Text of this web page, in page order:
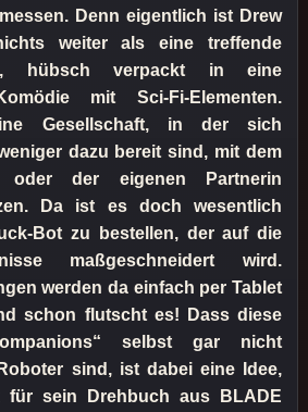
Denn eigentlich ist Drew
weiter als eine treffende
hübsch verpackt in eine
mit Sci-Fi-Elementen.
Gesellschaft, in der sich
dazu bereit sind, mit dem
oder der eigenen Partnerin
Da ist es doch wesentlich
Bot zu bestellen, der auf die
maßgeschneidert wird.
werden da einfach per Tablet
schon flutscht es! Dass diese
selbst gar nicht
sind, ist dabei eine Idee,
für sein Drehbuch aus BLADE